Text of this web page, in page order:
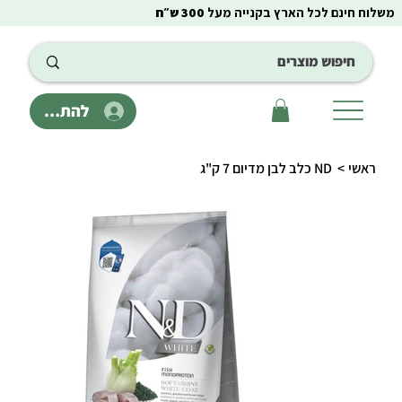
להתחבר
משלוח חינם לכל הארץ בקנייה מעל 300 ש״ח
ראשי > ND כלב לבן מדיום 7 ק"ג